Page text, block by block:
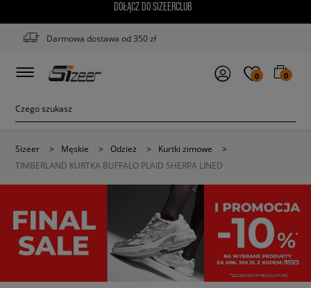
DOŁĄCZ DO SIZEERCLUB
Darmowa dostawa od 350 zł
0 0
Sizeer > Męskie > Odzież > Kurtki zimowe
>
TIMBERLAND KURTKA BUFFALO PLAID SHERPA LINED